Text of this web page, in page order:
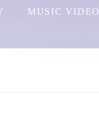
MUSIC VIDEO